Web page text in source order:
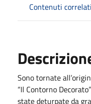
Contenuti correlati
Sono tornate
“Il Contorno
state deturpate da